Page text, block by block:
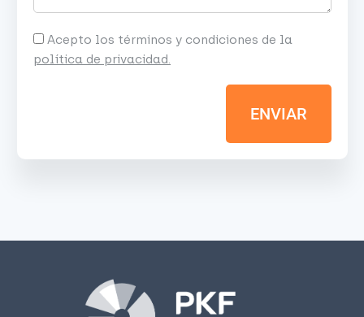
Acepto los términos y condiciones de la
política de privacidad.
ENVIAR